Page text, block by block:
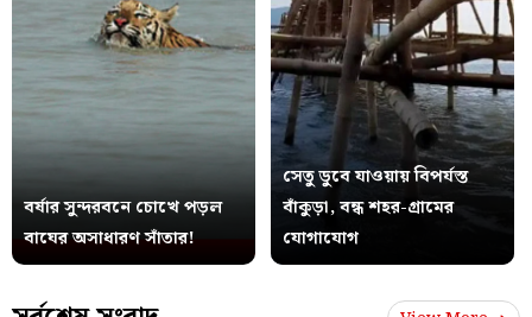
বর্ষার সুন্দরবনে চোখে পড়ল
বাঘের অসাধারণ সাঁতার!
সেতু ডুবে যাওয়ায় বিপর্যস্ত
বাঁকুড়া, বন্ধ শহর-গ্রামের
যোগাযোগ